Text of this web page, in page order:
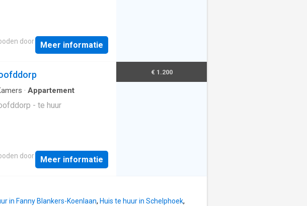
door
Meer informatie
· Appartement
- te huur
door
Meer informatie
€ 1.200
in Fanny Blankers-Koenlaan, Huis te huur in Schelphoek,